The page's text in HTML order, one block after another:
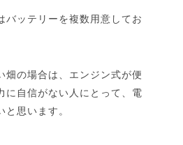
バッテリーを複数用意してお
畑の場合は、エンジン式が便
に自信がない人にとって、電
思います。